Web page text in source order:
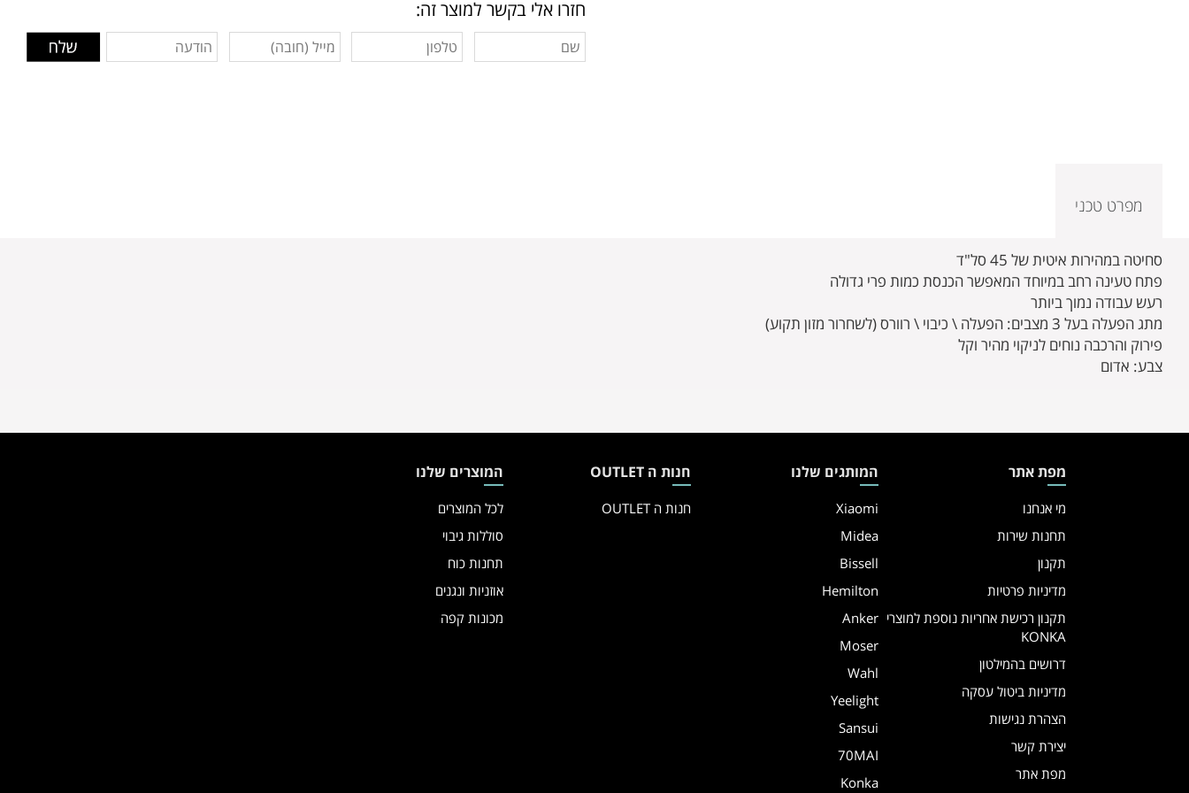
חזרו אלי בקשר למוצר זה:
מפרט טכני
סחיטה במהירות איטית של 45 סל"ד
פתח טעינה רחב במיוחד המאפשר הכנסת כמות פרי גדולה
רעש עבודה נמוך ביותר
מתג הפעלה בעל 3 מצבים: הפעלה \ כיבוי \ רוורס (לשחרור מזון תקוע)
פירוק והרכבה נוחים לניקוי מהיר וקל
צבע: אדום
מפת אתר
מי אנחנו
תחנות שירות
תקנון
מדיניות פרטיות
תקנון רכישת אחריות נוספת למוצרי
KONKA
דרושים בהמילטון
מדיניות ביטול עסקה
הצהרת נגישות
יצירת קשר
מפת אתר
המותגים שלנו
Xiaomi
Midea
Bissell
Hemilton
Anker
Moser
Wahl
Yeelight
Sansui
70MAI
Konka
חנות ה OUTLET
חנות ה OUTLET
המוצרים שלנו
לכל המוצרים
סוללות גיבוי
תחנות כוח
אוזניות ונגנים
מכונות קפה